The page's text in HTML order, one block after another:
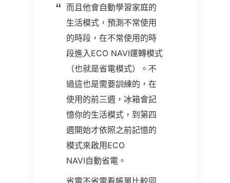
而且他會自動學習家庭的
生活模式，預測不常使用
的時段，在不常使用的時
段進入ECO NAVI運轉模式
（也就是省電模式）。不
過這也是需要訓練的，在
使用的前三週，冰箱會記
憶你的生活模式，到第四
週開始才依照之前記憶的
模式來啟用ECO
NAVI自動省電。
省電不省電看帳單比較同